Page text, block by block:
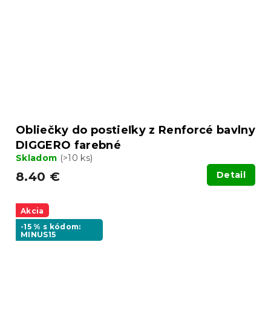
Obliečky do postieľky z Renforcé bavlny
DIGGERO farebné
Skladom (>10 ks)
8.40 € Detail
Akcia
-15 % s kódom:
MINUS15